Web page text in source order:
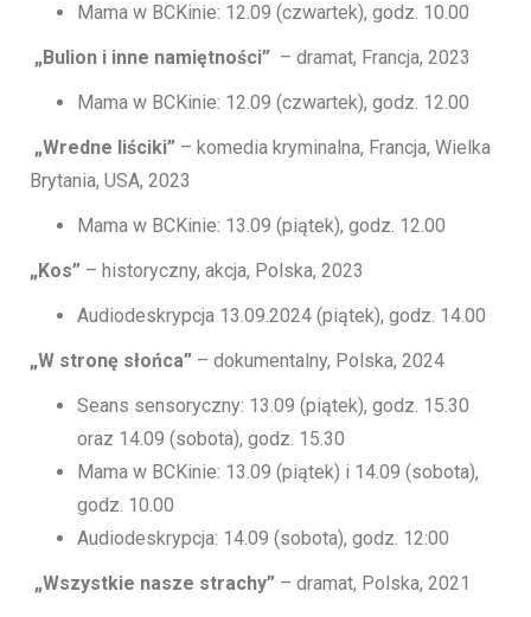
Mama w BCKinie: 12.09 (czwartek), godz. 10.00
„Bulion i inne namiętności” – dramat, Francja, 2023
Mama w BCKinie: 12.09 (czwartek), godz. 12.00
„Wredne liściki” – komedia kryminalna, Francja, Wielka
Brytania, USA, 2023
Mama w BCKinie: 13.09 (piątek), godz. 12.00
„Kos” – historyczny, akcja, Polska, 2023
Audiodeskrypcja 13.09.2024 (piątek), godz. 14.00
„W stronę słońca” – dokumentalny, Polska, 2024
Seans sensoryczny: 13.09 (piątek), godz. 15.30
oraz 14.09 (sobota), godz. 15.30
Mama w BCKinie: 13.09 (piątek) i 14.09 (sobota),
godz. 10.00
Audiodeskrypcja: 14.09 (sobota), godz. 12:00
„Wszystkie nasze strachy” – dramat, Polska, 2021